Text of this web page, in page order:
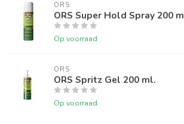
ORS
ORS Super Hold Spray 200
Op voorraad
ORS
ORS Spritz Gel 200 ml.
Op voorraad